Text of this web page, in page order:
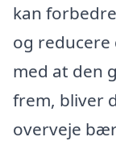
kan
og
med at den
frem, bliver
overveje